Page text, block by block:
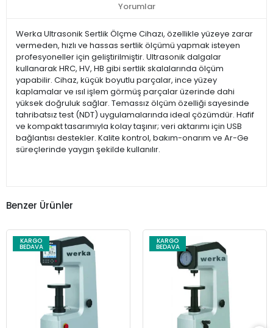
Yorumlar
Werka Ultrasonik Sertlik Ölçme Cihazı, özellikle yüzeye zarar
vermeden, hızlı ve hassas sertlik ölçümü yapmak isteyen
profesyoneller için geliştirilmiştir. Ultrasonik dalgalar
kullanarak HRC, HV, HB gibi sertlik skalalarında ölçüm
yapabilir. Cihaz, küçük boyutlu parçalar, ince yüzey
kaplamalar ve ısıl işlem görmüş parçalar üzerinde dahi
yüksek doğruluk sağlar. Temassız ölçüm özelliği sayesinde
tahribatsız test (NDT) uygulamalarında ideal çözümdür. Hafif
ve kompakt tasarımıyla kolay taşınır; veri aktarımı için USB
bağlantısı destekler. Kalite kontrol, bakım-onarım ve Ar-Ge
süreçlerinde yaygın şekilde kullanılır.
Benzer Ürünler
KARGO
BEDAVA
KARGO
BEDAVA